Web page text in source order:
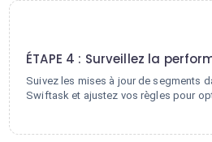
ÉTAPE 4 : Surveillez la
Suivez les mises à jour de segments
Swiftask et ajustez vos règles pour